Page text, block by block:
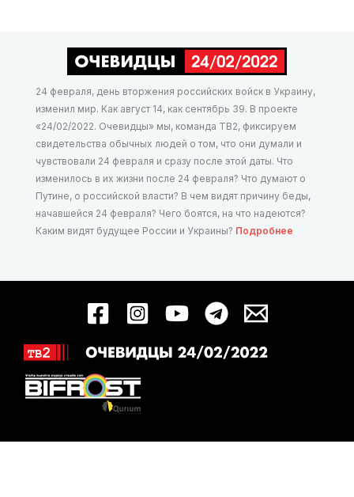
24 февраля, день вторжения российских войск в Украину,
изменил мир. Как август 14, как сентябрь 39. В проекте
«24/02/2022. Очевидцы» мы, команда ТВ2, фиксируем
свидетельства обычных людей о том, что они думали и
чувствовали 24 февраля и сразу после этой даты. Что
изменилось в их жизни после 24 февраля? Что думают о
Путине, о российской власти? В чем видят причину беды,
начавшейся 24 февраля? Чего боятся, на что надеются?
Каким видят будущее России и Украины? Подробнее